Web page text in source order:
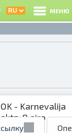
МЕНЮ
- Karnevalija
8 eiro